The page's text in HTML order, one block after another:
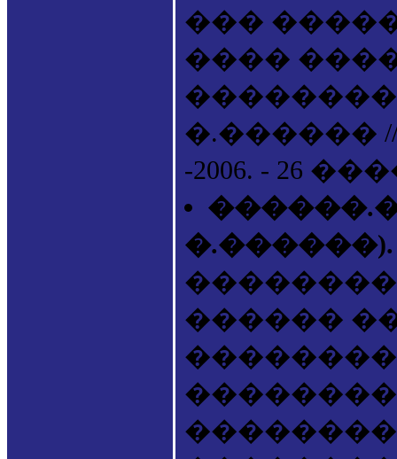
���
����
�.������
-2006. - 26
������